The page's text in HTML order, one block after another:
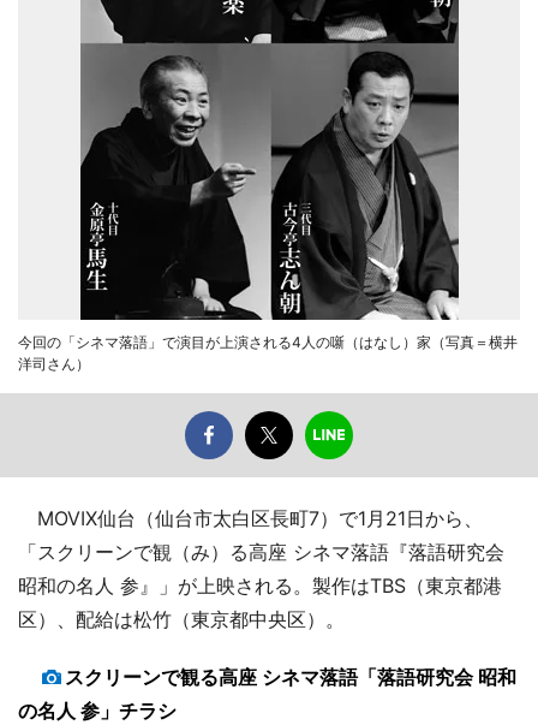
今回の「シネマ落語」で演目が上演される4人の噺（はなし）家（写真＝横井
洋司さん）
MOVIX仙台（仙台市太白区長町7）で1月21日から、
「スクリーンで観（み）る高座 シネマ落語『落語研究会
昭和の名人 参』」が上映される。製作はTBS（東京都港
区）、配給は松竹（東京都中央区）。
スクリーンで観る高座 シネマ落語「落語研究会 昭和
の名人 参」チラシ